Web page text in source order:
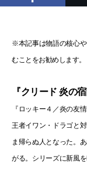
※本記事は物語の核心
むことをお勧めします。
『クリード 炎の
『ロッキー４／炎の友
王者イワン・ドラゴと
ま帰らぬ人となった。
がる。シリーズに新風